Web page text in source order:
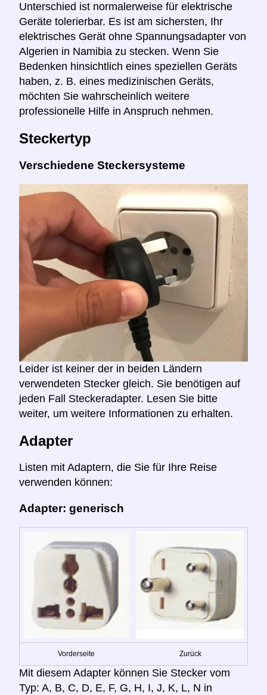
Unterschied ist normalerweise für elektrische
Geräte tolerierbar. Es ist am sichersten, Ihr
elektrisches Gerät ohne Spannungsadapter von
Algerien in Namibia zu stecken. Wenn Sie
Bedenken hinsichtlich eines speziellen Geräts
haben, z. B. eines medizinischen Geräts,
möchten Sie wahrscheinlich weitere
professionelle Hilfe in Anspruch nehmen.
Steckertyp
Verschiedene Steckersysteme
Leider ist keiner der in beiden Ländern
verwendeten Stecker gleich. Sie benötigen auf
jeden Fall Steckeradapter. Lesen Sie bitte
weiter, um weitere Informationen zu erhalten.
Adapter
Listen mit Adaptern, die Sie für Ihre Reise
verwenden können:
Adapter: generisch
Vorderseite Zurück
Mit diesem Adapter können Sie Stecker vom
Typ: A, B, C, D, E, F, G, H, I, J, K, L, N in